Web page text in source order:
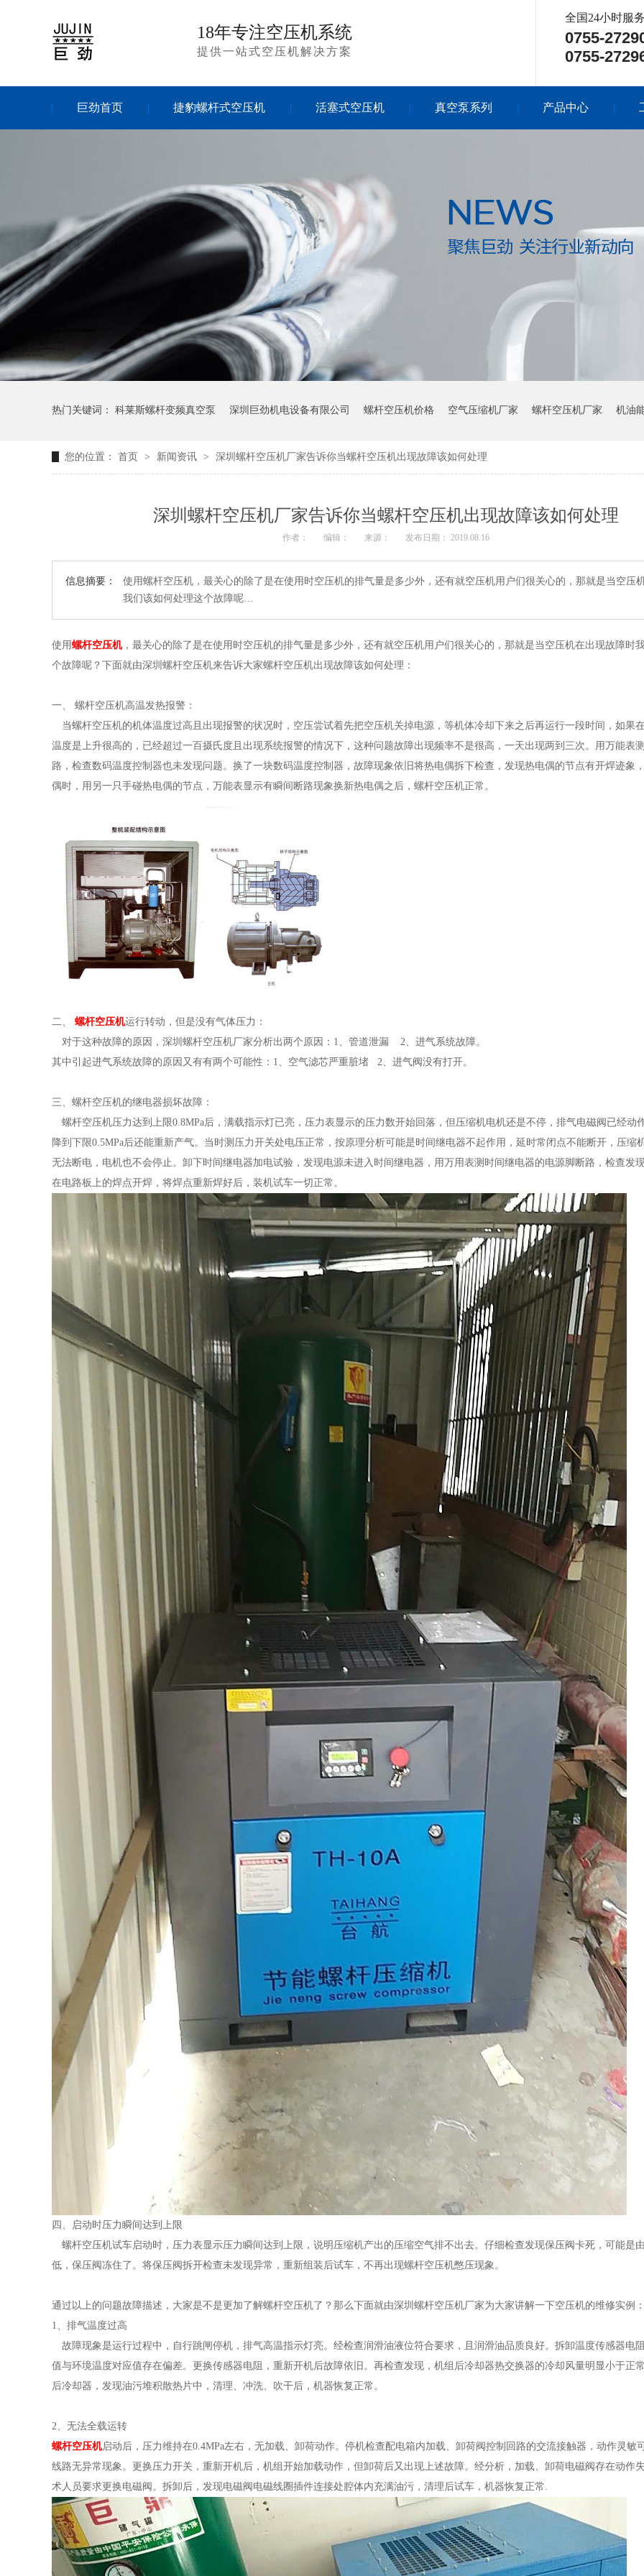
18年专注空压机系统
提供一站式空压机解决方案
全国24小时服
0755-
0755-
巨劲首页 捷豹螺杆式空压机 活塞式空压机 真空泵系列 产品中心
热门关键词： 科莱斯螺杆变频真空泵 深圳巨劲机电设备有限公司 螺杆空压机价格 空气压缩机厂家 螺杆空压机厂家 机油
您的位置： 首页 > 新闻资讯 > 深圳螺杆空压机厂家告诉你当螺杆空压机出现故障该如何处理
深圳螺杆空压机厂家告诉你当螺杆空压机出现故障该如何处理
作者： 编辑： 来源： 发布日期： 2019.08.16
信息摘要：
使用螺杆空压机，最关心的除了是在使用时空压机的排气量是多少外，还有就空压机用户们很关心的，那就是当空压
我们该如何处理这个故障呢…
使用螺杆空压机，最关心的除了是在使用时空压机的排气量是多少外，还有就空压机用户们很关心的，那就是当空压机在出现故障时
个故障呢？下面就由深圳螺杆空压机来告诉大家螺杆空压机出现故障该如何处理：
一、 螺杆空压机高温发热报警：
当螺杆空压机的机体温度过高且出现报警的状况时，空压尝试着先把空压机关掉电源，等机体冷却下来之后再运行一段时间，如果
温度是上升很高的，已经超过一百摄氏度且出现系统报警的情况下，这种问题故障出现频率不是很高，一天出现两到三次。用万能表
路，检查数码温度控制器也未发现问题。换了一块数码温度控制器，故障现象依旧将热电偶拆下检查，发现热电偶的节点有开焊迹象
偶时，用另一只手碰热电偶的节点，万能表显示有瞬间断路现象换新热电偶之后，螺杆空压机正常。
二、 螺杆空压机运行转动，但是没有气体压力：
对于这种故障的原因，深圳螺杆空压机厂家分析出两个原因：1、管道泄漏 2、进气系统故障。
其中引起进气系统故障的原因又有有两个可能性：1、空气滤芯严重脏堵 2、进气阀没有打开。
三、螺杆空压机的继电器损坏故障：
螺杆空压机压力达到上限0.8MPa后，满载指示灯已亮，压力表显示的压力数开始回落，但压缩机电机还是不停，排气电磁阀已经动
降到下限0.5MPa后还能重新产气。当时测压力开关处电压正常，按原理分析可能是时间继电器不起作用，延时常闭点不能断开，压缩
无法断电，电机也不会停止。卸下时间继电器加电试验，发现电源未进入时间继电器，用万用表测时间继电器的电源脚断路，检查发
在电路板上的焊点开焊，将焊点重新焊好后，装机试车一切正常。
四、启动时压力瞬间达到上限
螺杆空压机试车启动时，压力表显示压力瞬间达到上限，说明压缩机产出的压缩空气排不出去。仔细检查发现保压阀卡死，可能是
低，保压阀冻住了。将保压阀拆开检查未发现异常，重新组装后试车，不再出现螺杆空压机憋压现象。
通过以上的问题故障描述，大家是不是更加了解螺杆空压机了？那么下面就由深圳螺杆空压机厂家为大家讲解一下空压机的维修实例
1、排气温度过高
故障现象是运行过程中，自行跳闸停机，排气高温指示灯亮。经检查润滑油液位符合要求，且润滑油品质良好。拆卸温度传感器电
值与环境温度对应值存在偏差。更换传感器电阻，重新开机后故障依旧。再检查发现，机组后冷却器热交换器的冷却风量明显小于正
后冷却器，发现油污堆积散热片中，清理、冲洗、吹干后，机器恢复正常。
2、无法全载运转
螺杆空压机启动后，压力维持在0.4MPa左右，无加载、卸荷动作。停机检查配电箱内加载、卸荷阀控制回路的交流接触器，动作灵敏
线路无异常现象。更换压力开关，重新开机后，机组开始加载动作，但卸荷后又出现上述故障。经分析，加载、卸荷电磁阀存在动作
术人员要求更换电磁阀。拆卸后，发现电磁阀电磁线圈插件连接处腔体内充满油污，清理后试车，机器恢复正常.